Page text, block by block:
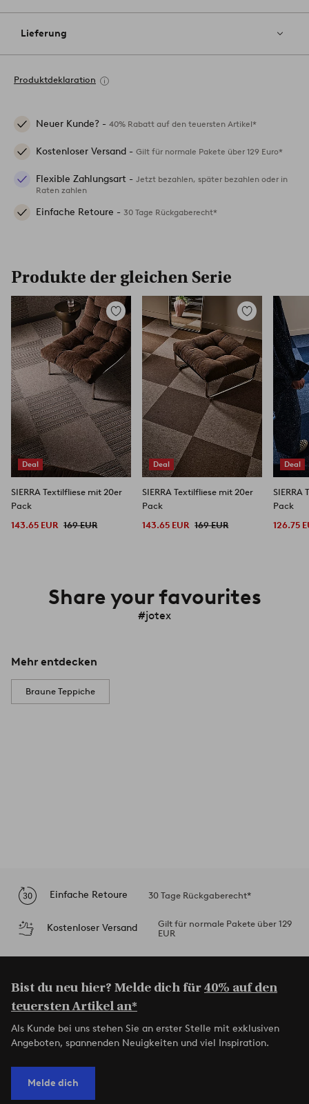
Lieferung
Produktdeklaration
Neuer Kunde? - 40% Rabatt auf den teuersten Artikel*
Kostenloser Versand - Gilt für normale Pakete über 129 Euro*
Flexible Zahlungsart - Jetzt bezahlen, später bezahlen oder in
Raten zahlen
Einfache Retoure - 30 Tage Rückgaberecht*
Produkte der gleichen Serie
Deal
Zu
Favoriten
hinzufügen
SIERRA Textilfliese mit 20er
Pack
143.65 EUR 169 EUR
Deal
Zu
hinzufügen
SIERRA Textilfliese mit 20er
Pack
143.65 EUR 169 EUR
Deal
SIERRA
Pack
126.75
Share your favourites
#jotex
Mehr entdecken
Braune Teppiche
Einfache Retoure 30 Tage Rückgaberecht*
Kostenloser Versand
Gilt für normale Pakete über 129
EUR
Bist du neu hier? Melde dich für40% auf den
teuersten Artikel an*
Als Kunde bei uns stehen Sie an erster Stelle mit exklusiven
Angeboten, spannenden Neuigkeiten und viel Inspiration.
Melde dich